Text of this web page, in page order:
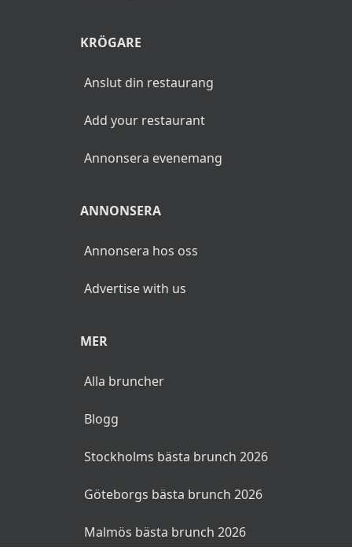
KRÖGARE
Anslut din restaurang
Add your restaurant
Annonsera evenemang
ANNONSERA
Annonsera hos oss
Advertise with us
MER
Alla bruncher
Blogg
Stockholms bästa brunch 2026
Göteborgs bästa brunch 2026
Malmös bästa brunch 2026